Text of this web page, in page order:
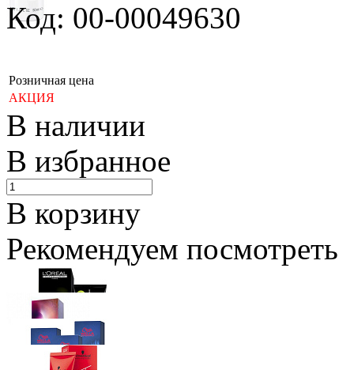
Код: 00-00049630
Розничная цена
АКЦИЯ
В наличии
В избранное
В корзину
Рекомендуем посмотреть